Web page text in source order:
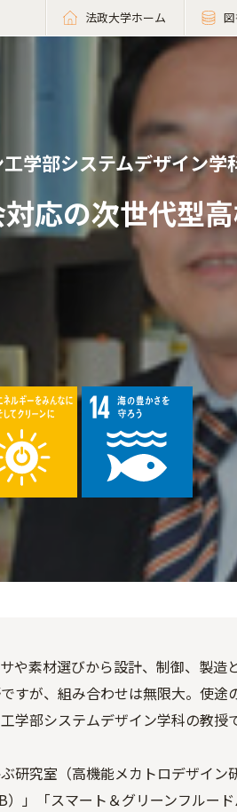
法政大学ホーム
学部システムデザイン学
応の次世代型
や素材選びから設計、制御、製
すが、組み合わせは無限大。使
学部システムデザイン学科の教
ぶ研究室（高機能メカトロデザイ
）」「スマート＆グリーンフルー